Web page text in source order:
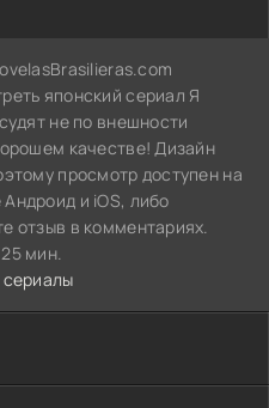
японский сериал Я
не по внешности
качестве! Дизайн
просмотр доступен на
и iOS, либо
отзыв в комментариях.
мин.